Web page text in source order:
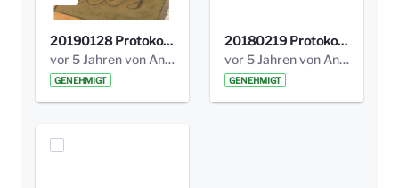
20190128 Protokoll der Projektgruppe Olgäle.pdf
vor 5 Jahren von Anni Schlumberger
GENEHMIGT
20180219 Protokoll der Projektgruppe Olgaele2012.pdf
vor 5 Jahren von Anni Schlumberger
GENEHMIGT